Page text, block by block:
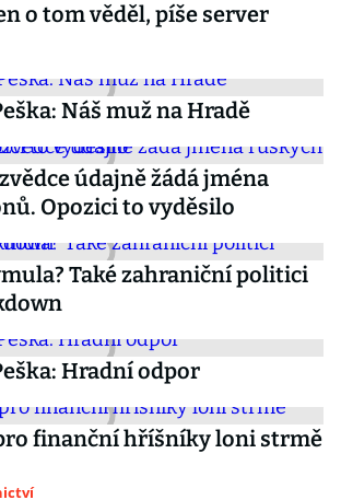
o tom věděl, píše server
Náš muž na Hradě
údajně žádá jména
Opozici to vyděsilo
Také zahraniční politici
Hradní odpor
finanční hříšníky loni strmě